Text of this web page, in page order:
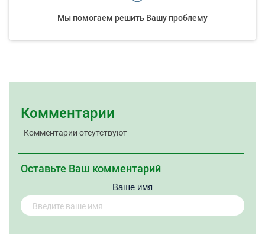
Мы помогаем решить Вашу проблему
Комментарии
Комментарии отсутствуют
Оставьте Ваш комментарий
Ваше имя